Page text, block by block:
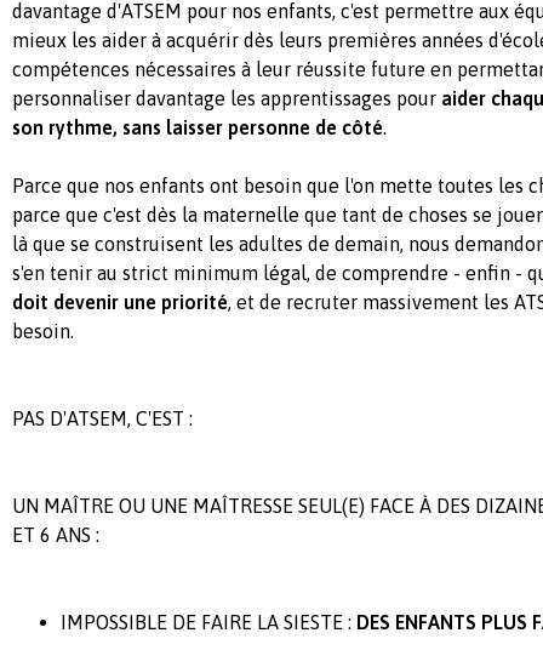
davantage d'ATSEM pour nos enfants, c'est permettre aux
mieux les aider à acquérir dès leurs premières années
compétences nécessaires à leur réussite future en
personnaliser davantage les apprentissages pour aider
son rythme, sans laisser personne de côté.
Parce que nos enfants ont besoin que l'on mette toutes les
parce que c'est dès la maternelle que tant de choses se
là que se construisent les adultes de demain, nous
s'en tenir au strict minimum légal, de comprendre - enfin -
doit devenir une priorité, et de recruter massivement les
besoin.
PAS D'ATSEM, C'EST :
UN MAÎTRE OU UNE MAÎTRESSE SEUL(E) FACE À DES
ET 6 ANS :
IMPOSSIBLE DE FAIRE LA SIESTE : DES ENFANTS PLUS